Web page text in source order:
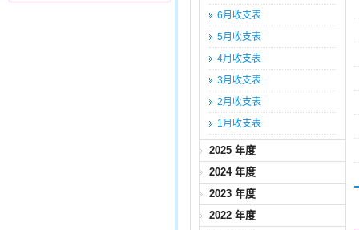
6月收支表
5月收支表
4月收支表
3月收支表
2月收支表
1月收支表
2025 年度
2024 年度
2023 年度
2022 年度